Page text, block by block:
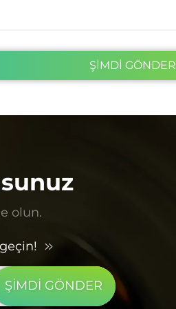
ŞİMDİ GÖNDER
olun.
ŞİMDİ GÖNDER